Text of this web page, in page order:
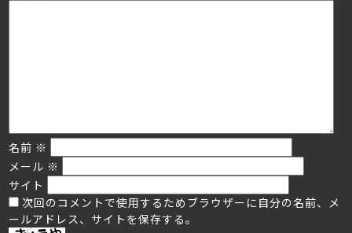
名前 ※
メール ※
サイト
次回のコメントで使用するためブラウザーに自分の名前、メ
ールアドレス、サイトを保存する。